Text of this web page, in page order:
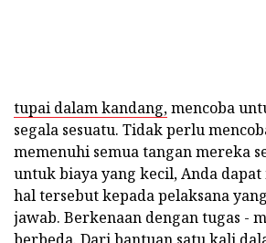
tupai dalam kandang,mencoba
segala sesuatu. Tidak perlu
memenuhi semua tangan mereka
untuk biaya yang kecil, Anda
hal tersebut kepada pelaksana
jawab. Berkenaan dengan tugas -